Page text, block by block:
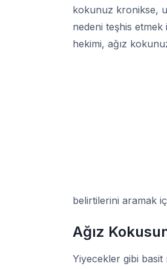
kokunuz kronikse,
nedeni teşhis
hekimi, ağız
belirtilerini aramak
Ağız
Yiyecekler gibi